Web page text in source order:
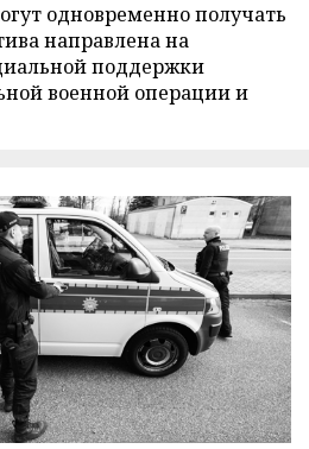
одновременно получать
направлена на
поддержки
военной операции и